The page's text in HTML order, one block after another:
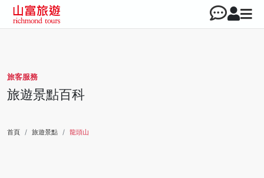
旅客服務
旅遊景點百科
首頁 旅遊景點 龍頭山